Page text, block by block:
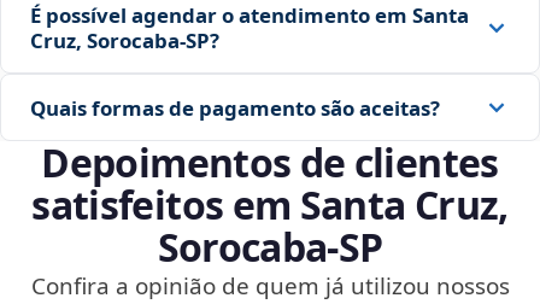
É possível agendar o atendimento em Santa
Cruz, Sorocaba‑SP?
Quais formas de pagamento são aceitas?
Depoimentos de clientes
satisfeitos em Santa Cruz,
Sorocaba‑SP
Confira a opinião de quem já utilizou nossos